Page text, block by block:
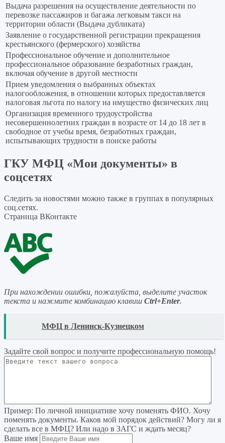
Выдача разрешения на осуществление деятельности по
перевозке пассажиров и багажа легковым такси на
территории области (Выдача дубликата)
Заявление о государственной регистрации прекращения
крестьянского (фермерского) хозяйства
Профессиональное обучение и дополнительное
профессиональное образование безработных граждан,
включая обучение в другой местности
Прием уведомления о выбранных объектах
налогообложения, в отношении которых предоставляется
налоговая льгота по налогу на имущество физических лиц
Организация временного трудоустройства
несовершеннолетних граждан в возрасте от 14 до 18 лет в
свободное от учебы время, безработных граждан,
испытывающих трудности в поиске работы
ГКУ МФЦ «Мои документы» в
соцсетях
Следить за новостями можно также в группах в популярных
соц.сетях.
Страница ВКонтакте
При нахождении ошибки, пожалуйста, выделите участок
текста и нажмите комбинацию клавиш Ctrl+Enter.
МФЦ в Ленинск-Кузнецком
Задайте свой вопрос и получите профессиональную помощь!
Пример: По личной инициативе хочу поменять ФИО. Хочу
поменять документы. Каков мой порядок действий? Могу ли я
сделать все в МФЦ? Или надо в ЗАГС и ждать месяц?
Ваше имя